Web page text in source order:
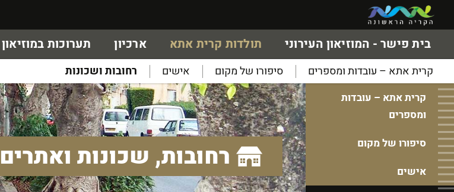
בית פישר - המוזיאון העירוני תולדות קרית אתא
קרית אתא – עובדות ומספרים סיפורו של מקום אישים רחובות ושכונות
ארכיון תערוכות במוזיאון
קרית אתא – עובדות
ומספרים
סיפורו של מקום
אישים
רחובות, שכונות ואתרים